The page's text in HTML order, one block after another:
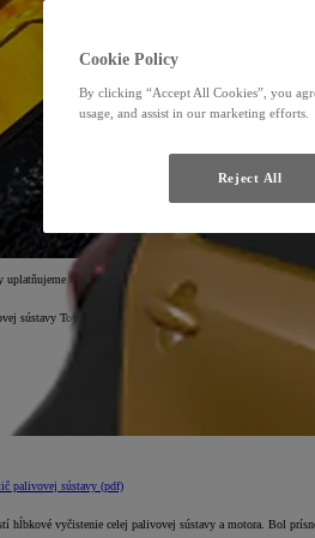
také tolerancie, ktoré sú zárukou mnohých
sústavy Toyota zlepší výkon a čistotu vášho motora a
palivovej sústavy (pdf)
vyčistenie celej palivovej sústavy a motora. Bol
Cookie Policy
By clicking “Accept All Cookies”, you
usage, and assist in our marketing efforts.
Reject All